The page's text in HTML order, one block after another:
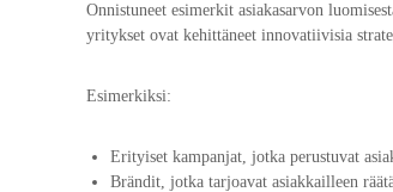
Onnistuneet esimerkit asiakasarvon
yritykset ovat kehittäneet innovatiivisia
Esimerkiksi:
Erityiset kampanjat, jotka perustuvat
Brändit, jotka tarjoavat asiakkailleen